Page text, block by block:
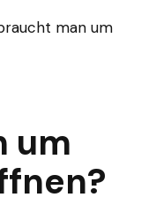
man um
um